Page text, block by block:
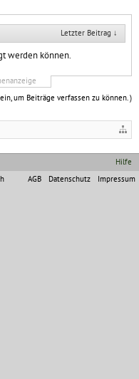
Letzter Beitrag ↓
werden können.
um Beiträge verfassen zu können. )
Hilfe
AGB
Datenschutz Impressum